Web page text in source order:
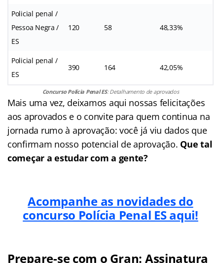
Policial penal /
Pessoa Negra /
ES
120 58 48,33%
Policial penal /
ES
390 164 42,05%
Concurso Polícia Penal ES: Detalhamento de aprovados
Mais uma vez, deixamos aqui nossas felicitações
aos aprovados e o convite para quem continua na
jornada rumo à aprovação: você já viu dados que
confirmam nosso potencial de aprovação. Que tal
começar a estudar com a gente?
Acompanhe as novidades do
concurso Polícia Penal ES aqui!
Prepare-se com o Gran: Assinatura